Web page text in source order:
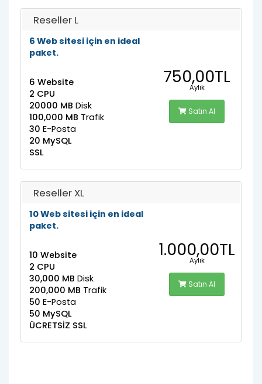
Reseller L
6 Web sitesi için en ideal
paket.
6 Website
2 CPU
20000 MB Disk
100,000 MB Trafik
30 E-Posta
20 MySQL
SSL
750,00TL
Aylık
Satın Al
Reseller XL
10 Web sitesi için en ideal
paket.
10 Website
2 CPU
30,000 MB Disk
200,000 MB Trafik
50 E-Posta
50 MySQL
ÜCRETSİZ SSL
1.000,00TL
Aylık
Satın Al